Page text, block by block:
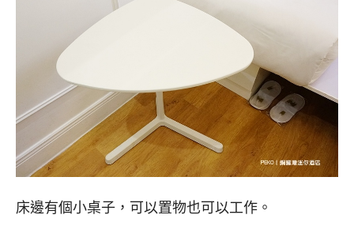
床邊有個小桌子，可以置物也可以工作。